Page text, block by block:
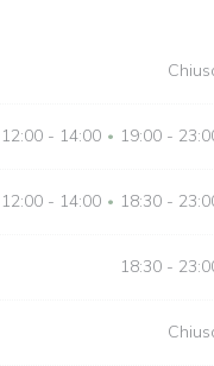
12:00 - 14:00 • 19:00 -
12:00 - 14:00 • 18:30 -
18:30 -